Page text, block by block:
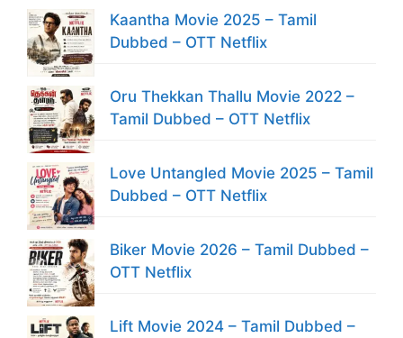
Kaantha Movie 2025 – Tamil
Dubbed – OTT Netflix
Oru Thekkan Thallu Movie 2022 –
Tamil Dubbed – OTT Netflix
Love Untangled Movie 2025 – Tamil
Dubbed – OTT Netflix
Biker Movie 2026 – Tamil Dubbed –
OTT Netflix
Lift Movie 2024 – Tamil Dubbed –